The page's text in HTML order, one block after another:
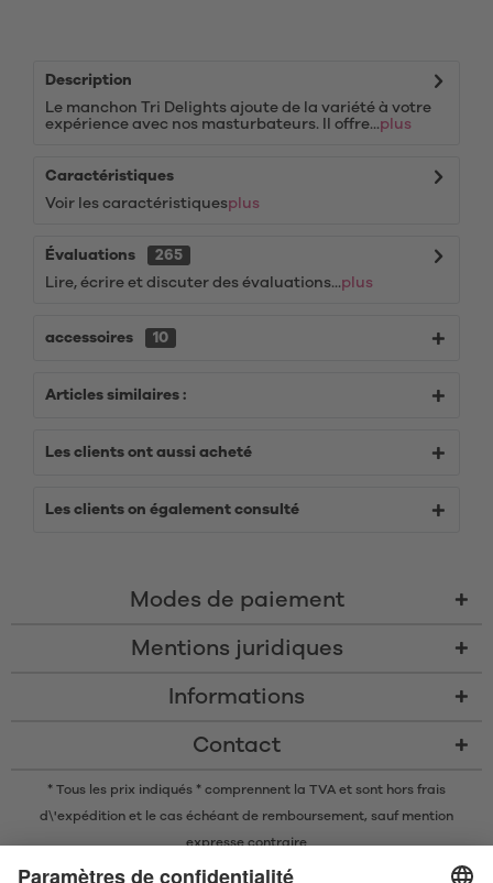
Description
Le manchon Tri Delights ajoute de la variété à votre
expérience avec nos masturbateurs. Il offre...plus
Caractéristiques
Voir les caractéristiquesplus
Évaluations
265
Lire, écrire et discuter des évaluations...plus
accessoires 10
Articles similaires :
Les clients ont aussi acheté
Les clients on également consulté
Modes de paiement
Mentions juridiques
Informations
Contact
* Tous les prix indiqués * comprennent la TVA et sont hors frais
d\'expédition et le cas échéant de remboursement, sauf mention
expresse contraire
* La marque nominative et les logos Bluetooth® sont des marques